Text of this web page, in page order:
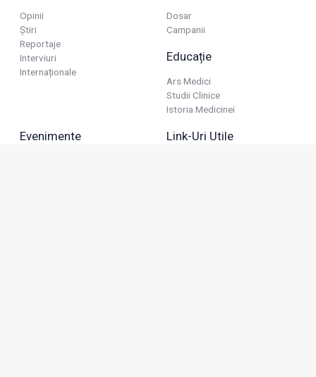
Opinii
Știri
Reportaje
Interviuri
Internaționale
Dosar
Campanii
Educație
Ars Medici
Studii Clinice
Istoria Medicinei
Evenimente Link-Uri Utile